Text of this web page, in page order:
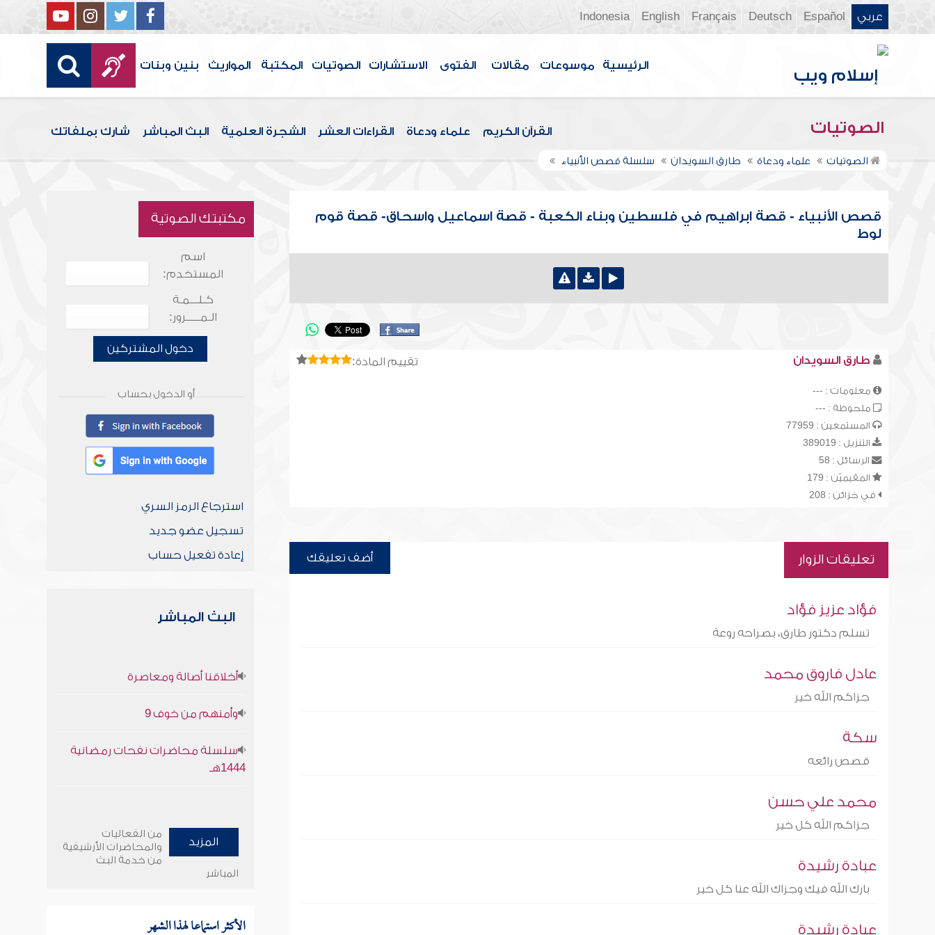
عربي Español
Deutsch
Français
English
Indonesia
الرئيسية موسوعات مقالات الفتوى الاستشارات الصوتيات المكتبة المواريث بنين وبنات
الصوتيات القرآن الكريم علماء ودعاة القراءات العشر الشجرة العلمية البث المباشر شارك بملفاتك
الصوتيات علماء ودعاة طارق السويدان سلسلة قصص الأنبياء
قصص الأنبياء - قصة ابراهيم في فلسطين وبناء الكعبة - قصة اسماعيل واسحاق- قصة قوم
لوط
تقييم المادة: طارق السويدان
معلومات : ---
ملحوظة : ---
المستمعين : 77959
التنزيل : 389019
الرسائل : 58
المقيميّن : 179
في خزائن : 208
تعليقات الزوار أضف تعليقك
فؤاد عزيز فؤاد
تسلم دكتور طارق، بصراحه روعة
عادل فاروق محمد
جزاكم الله خير
سكة
قصص رائعه
محمد علي حسن
جزاكم الله كل خير
عبادة رشيدة
بارك الله فيك وجزاك الله عنا كل خير
عبادة رشيدة
مكتبتك الصوتية
اسم
المستخدم:
كـلـــمـة
الـمـــــرور:
دخول المشتركين
أو الدخول بحساب
استرجاع الرمز السري
تسجيل عضو جديد
إعادة تفعيل حساب
البث المباشر
أخلاقنا أصالة ومعاصرة
وأمنهم من خوف 9
سلسلة محاضرات نفحات رمضانية
1444هـ
المزيد
من الفعاليات
والمحاضرات الأرشيفية
من خدمة البث
المباشر
الأكثر استماعا لهذا الشهر